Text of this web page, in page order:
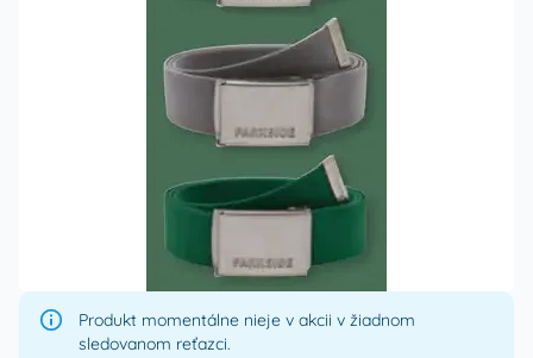
Produkt momentálne nieje v akcii v žiadnom
sledovanom reťazci.